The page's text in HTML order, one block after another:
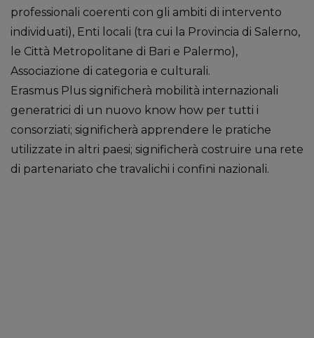
professionali coerenti con gli ambiti di intervento
individuati), Enti locali (tra cui la Provincia di Salerno,
le Città Metropolitane di Bari e Palermo),
Associazione di categoria e culturali.
Erasmus Plus significherà mobilità internazionali
generatrici di un nuovo know how per tutti i
consorziati; significherà apprendere le pratiche
utilizzate in altri paesi; significherà costruire una rete
di partenariato che travalichi i confini nazionali.